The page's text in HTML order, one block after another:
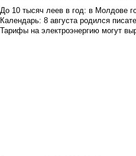
До 10 тысяч леев в год: в Молдове
Календарь: 8 августа родился
Тарифы на электроэнергию могут